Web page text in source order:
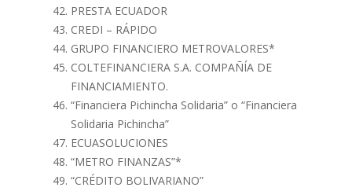
PRESTA ECUADOR
CREDI – RÁPIDO
GRUPO FINANCIERO METROVALORES*
COLTEFINANCIERA S.A. COMPAÑÍA DE
FINANCIAMIENTO.
“Financiera Pichincha Solidaria” o “Financiera
Solidaria Pichincha”
ECUASOLUCIONES
“METRO FINANZAS”*
“CRÉDITO BOLIVARIANO”